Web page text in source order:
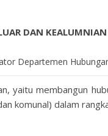
DAN KEALUMNIAN
Departemen
yaitu membangun
komunal) dalam